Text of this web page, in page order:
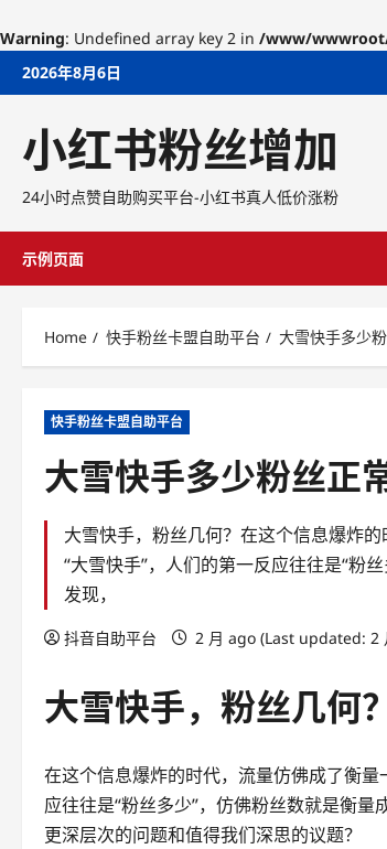
Warning: Undefined array key 2 in /www/
Skip2026年8月6日
小红书粉丝增加
24小时点赞自助购买平台-小红书真人低价涨粉
示例页面
Home 快手粉丝卡盟自助平台 大雪快手多少
快手粉丝卡盟自助平台
大雪快手多少粉丝正
大雪快手，粉丝几何？在这个信息爆炸
“大雪快手”，人们的第一反应往往是“粉
发现，
抖音自助平台 2 月 ago (Last updated: 2
大雪快手，粉丝几何？
在这个信息爆炸的时代，流量仿佛成了衡
应往往是“粉丝多少”，仿佛粉丝数就是衡
更深层次的问题和值得我们深思的议题？